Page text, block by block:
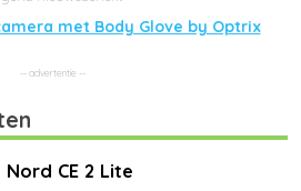
met Body Glove by Optrix
Nord CE 2 Lite